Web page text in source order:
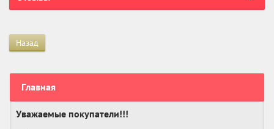
Главная
Уважаемые покупатели!!!
Назад